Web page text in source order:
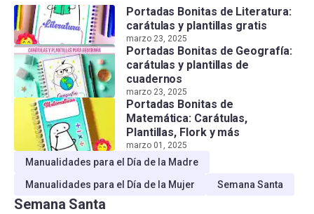
Portadas Bonitas de Literatura:
carátulas y plantillas gratis
marzo 23, 2025
Portadas Bonitas de Geografía:
carátulas y plantillas de
cuadernos
marzo 23, 2025
Portadas Bonitas de
Matemática: Carátulas,
Plantillas, Flork y más
marzo 01, 2025
Manualidades para el Día de la Madre
Manualidades para el Día de la Mujer
Semana Santa
Semana Santa